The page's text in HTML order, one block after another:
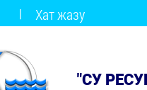
Хат жазу
"СУ